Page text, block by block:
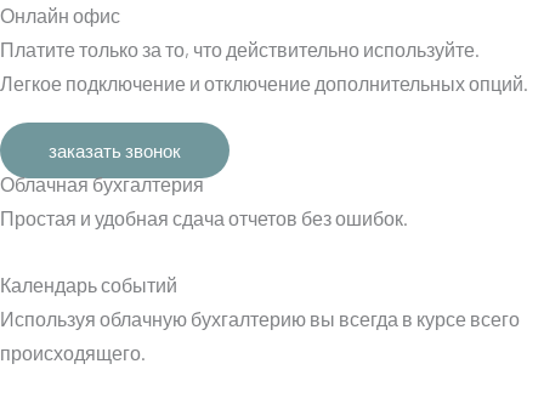
Онлайн офис
Платите только за то, что действительно используйте.
Легкое подключение и отключение дополнительных опций.
заказать звонок
Облачная бухгалтерия
Простая и удобная сдача отчетов без ошибок.
Календарь событий
Используя облачную бухгалтерию вы всегда в курсе всего
происходящего.